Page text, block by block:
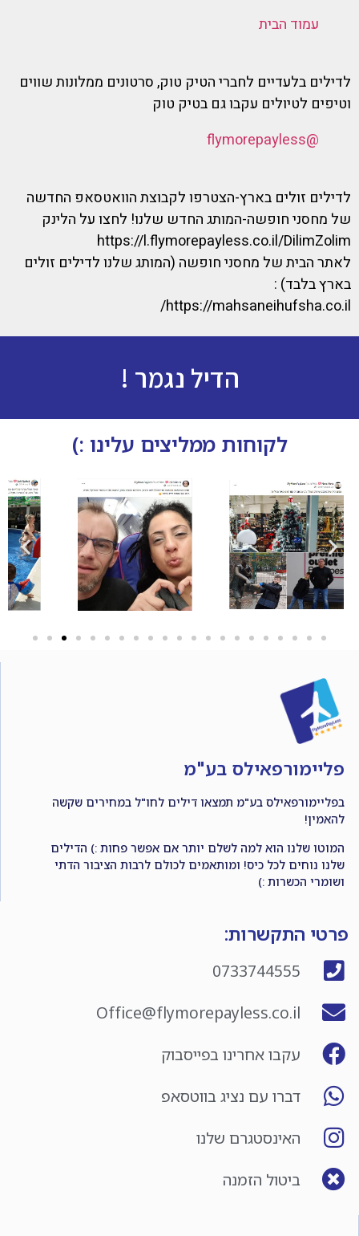
עמוד הבית
לדילים בלעדיים לחברי הטיק טוק, סרטונים ממלונות שווים
וטיפים לטיולים עקבו גם בטיק טוק
@flymorepayless
לדילים זולים בארץ-הצטרפו לקבוצת הוואטסאפ החדשה
של מחסני חופשה-המותג החדש שלנו! לחצו על הלינק
https://l.flymorepayless.co.il/DilimZolim
לאתר הבית של מחסני חופשה (המותג שלנו לדילים זולים
בארץ בלבד) :
https://mahsaneihufsha.co.il/
הדיל נגמר !
לקוחות ממליצים עלינו :)
פליימורפאילס בע"מ
בפליימורפאילס בע"מ תמצאו דילים לחו"ל במחירים שקשה
להאמין!
המוטו שלנו הוא למה לשלם יותר אם אפשר פחות :) הדילים
שלנו נוחים לכל כיס! ומותאמים לכולם לרבות הציבור הדתי
ושומרי הכשרות :)
פרטי התקשרות:
0733744555
Office@flymorepayless.co.il
עקבו אחרינו בפייסבוק
דברו עם נציג בווטסאפ
האינסטגרם שלנו
ביטול הזמנה